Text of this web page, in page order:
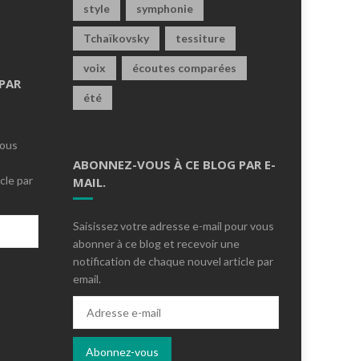
par
style symphonie
Tchaïkovsky tessiture
voix écoutes comparées
été
ABONNEZ-VOUS À CE BLOG PAR E-
MAIL.
Saisissez votre adresse e-mail pour vous
abonner à ce blog et recevoir une
notification de chaque nouvel article par
email.
mail
Abonnez-vous